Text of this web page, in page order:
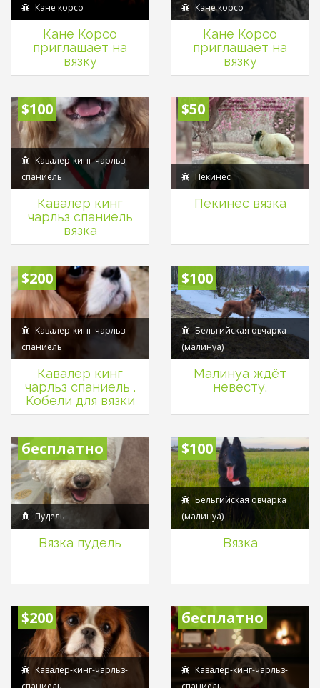
Кане корсо
Кане Корсо
приглашает на
вязку
Кане корсо
Кане Корсо
приглашает на
вязку
$100
Кавалер-кинг-чарльз-
спаниель
Кавалер кинг
чарльз спаниель
вязка
$50
Пекинес
Пекинес вязка
$200
Кавалер-кинг-чарльз-
спаниель
Кавалер кинг
чарльз спаниель .
Кобели для вязки
$100
Бельгийская овчарка
(малинуа)
Малинуа ждёт
невесту.
бесплатно
Пудель
Вязка пудель
$100
Бельгийская овчарка
(малинуа)
Вязка
$200
Кавалер-кинг-чарльз-
бесплатно
Кавалер-кинг-чарльз-